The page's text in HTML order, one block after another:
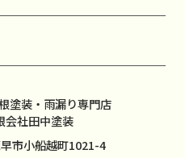
塗装・雨漏り専門店
会社田中塗装
市小船越町1021-4